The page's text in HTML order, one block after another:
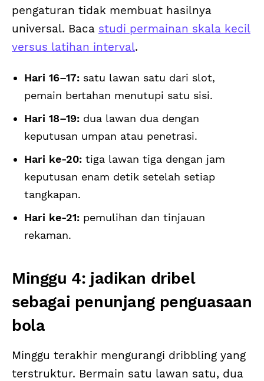
pengaturan tidak membuat hasilnya
universal. Baca studi permainan skala kecil
versus latihan interval.
Hari 16–17:satu lawan satu dari slot,
pemain bertahan menutupi satu sisi.
Hari 18–19:dua lawan dua dengan
keputusan umpan atau penetrasi.
Hari ke-20:tiga lawan tiga dengan jam
keputusan enam detik setelah setiap
tangkapan.
Hari ke-21:pemulihan dan tinjauan
rekaman.
Minggu 4: jadikan dribel
sebagai penunjang penguasaan
bola
Minggu terakhir mengurangi dribbling yang
terstruktur. Bermain satu lawan satu, dua